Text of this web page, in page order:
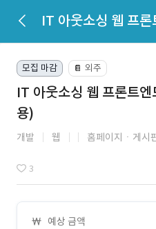
모집 마감 📔 외주
IT 아웃소싱 웹 프론트
용)
개발 웹 홈페이지ㆍ게시
3
예상 금액